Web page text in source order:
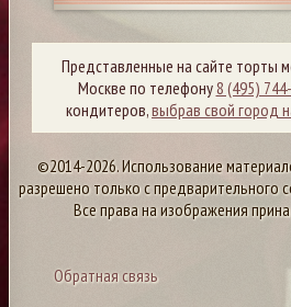
Представленные на сайте торты
Москве по телефону8 (495)
кондитеров,выбрав свой город
©2014-2026. Использование
разрешено только с предварительного
Все права на изображения
Обратная связь